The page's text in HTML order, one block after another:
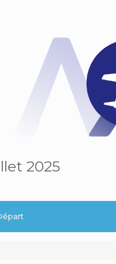
2025